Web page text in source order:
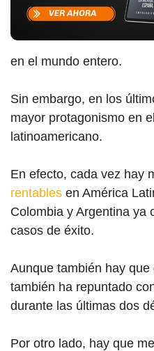
en el mundo entero.
Sin embargo, en los
mayor protagonismo en
latinoamericano.
En efecto, cada vez hay
rentables en América
Colombia y Argentina ya
casos de éxito.
Aunque también hay
también ha repuntado
durante las últimas dos
Por otro lado, hay que